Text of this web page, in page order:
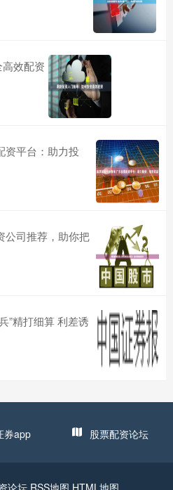
效配资
资平台：助力投
公司推荐，助你把
”精打细算 利差诱
券app 股票配资论坛
论坛 RSS地图 HTML地图